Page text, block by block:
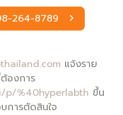
264-8789
แจ้งราย
องการ
%40hyperlabth ขึ้น
การตัดสินใจ